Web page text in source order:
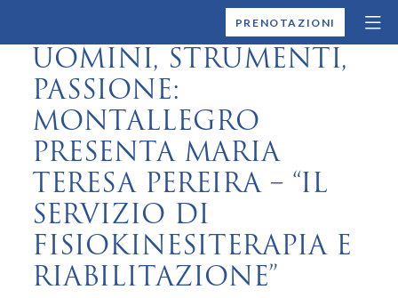
MONTALLEGROPRENOTAZIONI
UOMINI, STRUMENTI,
PASSIONE:
MONTALLEGRO
PRESENTA MARIA
TERESA PEREIRA – “IL
SERVIZIO DI
FISIOKINESITERAPIA E
RIABILITAZIONE”